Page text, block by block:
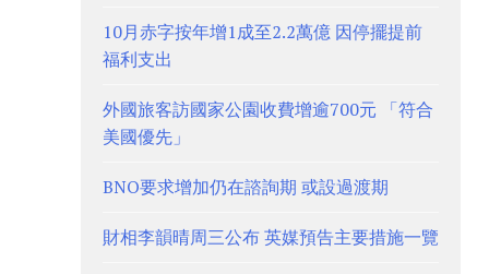
10月赤字按年增1成至2.2萬億 因停擺提前
福利支出
外國旅客訪國家公園收費增逾700元 「符合
美國優先」
BNO要求增加仍在諮詢期 或設過渡期
財相李韻晴周三公布 英媒預告主要措施一覽